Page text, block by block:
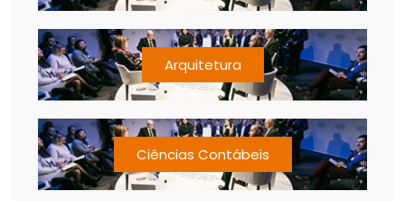
Arquitetura
Ciências Contábeis